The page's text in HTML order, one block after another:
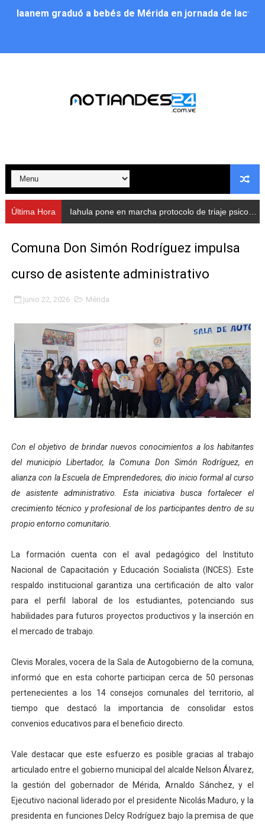
Iaanem graduó a bebés de Mérida en jornada de
Alcalde Nelson Álvarez llevó jornada recreativa a la
Nevado Gas optimiza servicio residencial en la
Balance semestral impulsa inclusión y atención a
Plan Vacacional Comunitario “Ríe 2026” recorre las
Alcaldía del Municipio Libertador realizó una jornada
Fundacite Mérida dicta taller gratuito de electrónica
INN-Mérida celebró el Lacto grado para promover el
Impulsan plan estratégico de seguridad ciudadana
Mérida impulsa desarrollo económico con taller de
Fomficc consolida alianzas e impulsa la economía
Niños de Estudiantes de Mérida sembraron 110
Inicia el plan vacacional Venezuela Renace en el
Entregan planta eléctrica para fortalecer la atención
Expertos inspeccionan espacios del OAN para la
Campo Elías avanza con plan de asfaltado
Encuentro estadal fortalece la coordinación de
Gobernador Arnaldo Sánchez apadrina a más de 993
Última Hora Iahula pone en marcha protocolo de triaje psicosocial para atender a rescatistas
Comuna Don Simón Rodríguez impulsa
curso de asistente administrativo
junio 22, 2026 Mérida
Con el objetivo de brindar nuevos conocimientos a los habitantes
del municipio Libertador, la Comuna Don Simón Rodríguez, en
alianza con la Escuela de Emprendedores, dio inicio formal al curso
de asistente administrativo. Esta iniciativa busca fortalecer el
crecimiento técnico y profesional de los participantes dentro de su
propio entorno comunitario.
La formación cuenta con el aval pedagógico del Instituto
Nacional de Capacitación y Educación Socialista (INCES). Este
respaldo institucional garantiza una certificación de alto valor
para el perfil laboral de los estudiantes, potenciando sus
habilidades para futuros proyectos productivos y la inserción en
el mercado de trabajo.
Clevis Morales, vocera de la Sala de Autogobierno de la comuna,
informó que en esta cohorte participan cerca de 50 personas
pertenecientes a los 14 consejos comunales del territorio, al
tiempo que destacó la importancia de consolidar estos
convenios educativos para el beneficio directo.
Vale destacar que este esfuerzo es posible gracias al trabajo
articulado entre el gobierno municipal del alcalde Nelson Álvarez,
la gestión del gobernador de Mérida, Arnaldo Sánchez, y el
Ejecutivo nacional liderado por el presidente Nicolás Maduro, y la
presidenta en funciones Delcy Rodríguez bajo la premisa de que